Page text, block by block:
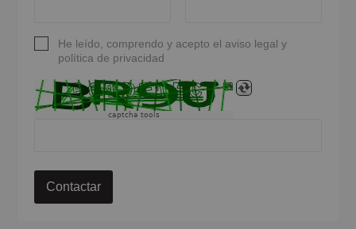
He leído, comprendo y acepto el aviso legal y
política de privacidad
captcha tools
Contactar